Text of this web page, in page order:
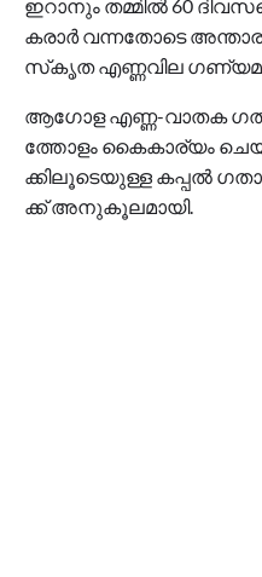
ഇ​റാ​നും ത​മ്മി​ൽ 60
ക​രാ​ർ വ​ന്ന​തോ​ടെ
സ്‌​കൃ​ത എ​ണ്ണ​വി​ല
ആ​ഗോ​ള എ​ണ്ണ-​വാ​ത​ക
ത്തോ​ളം കൈ​കാ​ര്യം
ക്കി​ലൂ​ടെ​യു​ള്ള ക​പ്പ​ൽ
ക്ക് അ​നു​കൂ​ല​മാ​യി.